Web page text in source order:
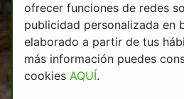
ofrecer funciones de redes
publicidad personalizada en
elaborado a partir de tus
más información puedes
cookies AQUÍ.